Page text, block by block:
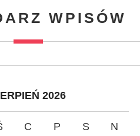
WPISÓW
2026
C P S
N